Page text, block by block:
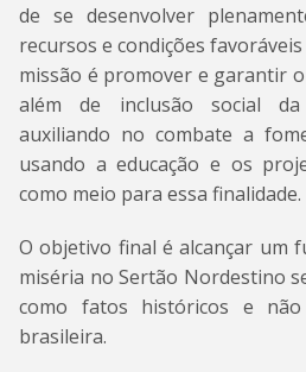
de se desenvolver
recursos e condições
missão é promover e garantir
além de inclusão social da
auxiliando no combate a
usando a educação e os
como meio para essa finalidade.
O objetivo final é alcançar um
miséria no Sertão Nordestino
como fatos históricos e
brasileira.